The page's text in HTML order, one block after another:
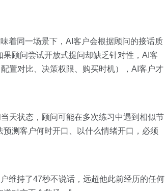
着同一场景下，AI客户会根据顾问的接话质
顾问尝试开放式提问却缺乏针对性，AI客
置对比、决策权限、购买时机），AI客户才
天状态，顾问可能在多次练习中遇到相似节
测客户何时开口、以什么情绪开口，必须
维持了47秒不说话，远超他此前经历的任何